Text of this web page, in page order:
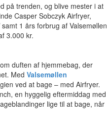
på trenden, og blive mester i at
Casper Sobczyk Airfryer,
1 års forbrug af Valsemøllen
3.000 kr.
duften af hjemmebag, der
Med Valsemøllen
ved at bage – med Airfryer.
en hyggelig eftermiddag med
lige til at bage, når